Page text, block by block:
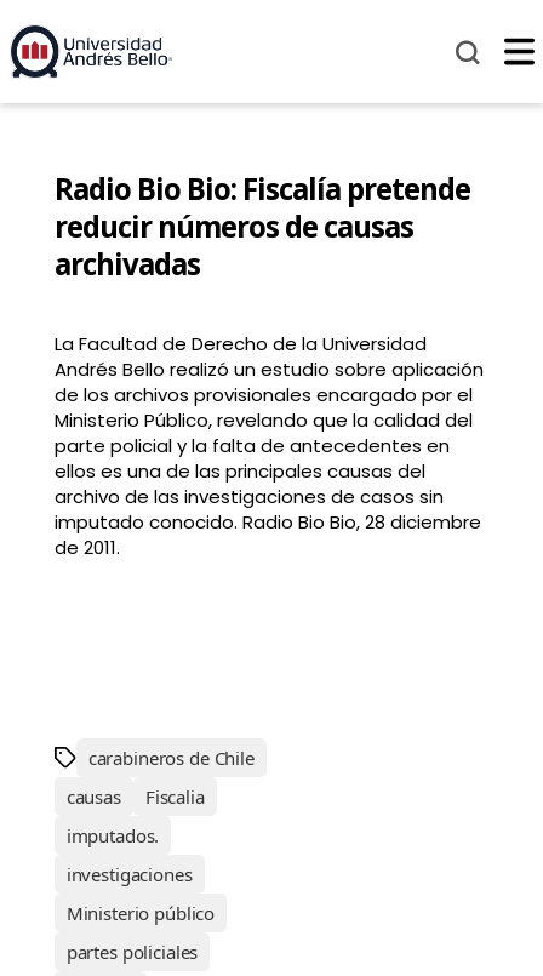
Radio Bio Bio: Fiscalía pretende
reducir números de causas
archivadas
La Facultad de Derecho de la Universidad
Andrés Bello realizó un estudio sobre aplicación
de los archivos provisionales encargado por el
Ministerio Público, revelando que la calidad del
parte policial y la falta de antecedentes en
ellos es una de las principales causas del
archivo de las investigaciones de casos sin
imputado conocido. Radio Bio Bio, 28 diciembre
de 2011.
carabineros de Chile
causas
Fiscalia
imputados.
investigaciones
Ministerio público
partes policiales